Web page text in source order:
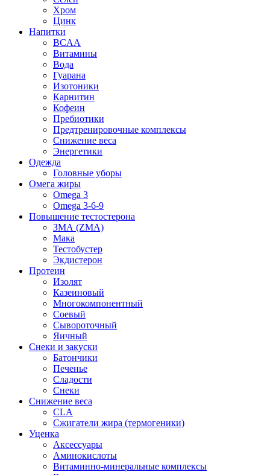
Хром
Цинк
Напитки
BCAA
Витамины
Вода
Гуарана
Изотоники
Карнитин
Кофеин
Пребиотики
Предтренировочные комплексы
Снижение веса
Энергетики
Одежда
Головные уборы
Омега жиры
Omega 3
Omega 3-6-9
Повышение тестостерона
ЗМА (ZMA)
Мака
Тестобустер
Экдистерон
Протеин
Изолят
Казеиновый
Многокомпонентный
Соевый
Сывороточный
Яичный
Снеки и закуски
Батончики
Печенье
Сладости
Снеки
Снижение веса
CLA
Сжигатели жира (термогеники)
Уценка
Аксессуары
Аминокислоты
Витаминно-минеральные комплексы